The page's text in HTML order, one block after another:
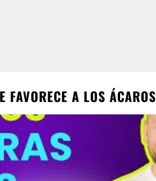
A LOS ÁCAROS